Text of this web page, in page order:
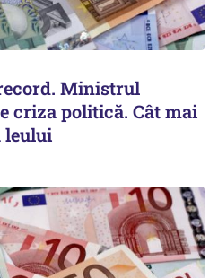
Ministrul
criza politică. Cât mai
leului